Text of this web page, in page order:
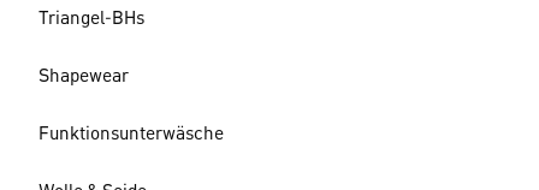
Triangel-BHs
Shapewear
Funktionsunterwäsche